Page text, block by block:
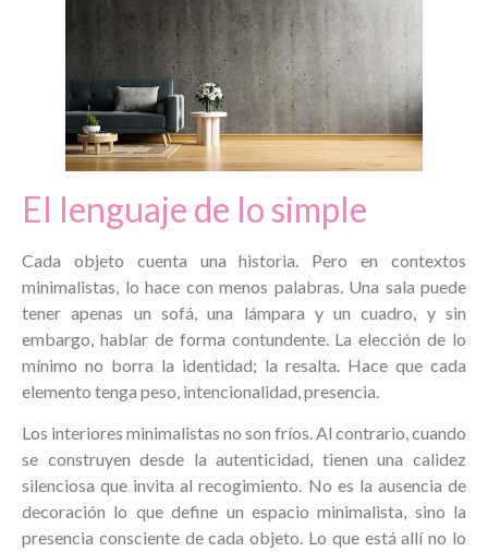
El lenguaje de lo simple
Cada objeto cuenta una historia. Pero en contextos
minimalistas, lo hace con menos palabras. Una sala puede
tener apenas un sofá, una lámpara y un cuadro, y sin
embargo, hablar de forma contundente. La elección de lo
mínimo no borra la identidad; la resalta. Hace que cada
elemento tenga peso, intencionalidad, presencia.
Los interiores minimalistas no son fríos. Al contrario, cuando
se construyen desde la autenticidad, tienen una calidez
silenciosa que invita al recogimiento. No es la ausencia de
decoración lo que define un espacio minimalista, sino la
presencia consciente de cada objeto. Lo que está allí no lo